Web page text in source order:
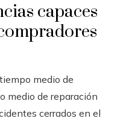
capaces
medio de
medio de reparación
cerrados en el